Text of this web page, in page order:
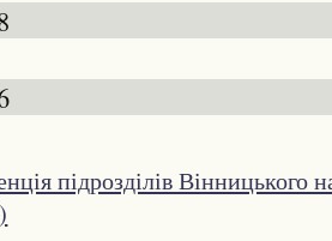
підрозділів Вінницького